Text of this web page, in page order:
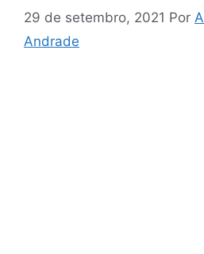
29 de setembro, 2021 Por
Andrade